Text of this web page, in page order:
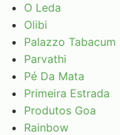
O Leda
Olibi
Palazzo Tabacum
Parvathi
Pé Da Mata
Primeira Estrada
Produtos Goa
Rainbow